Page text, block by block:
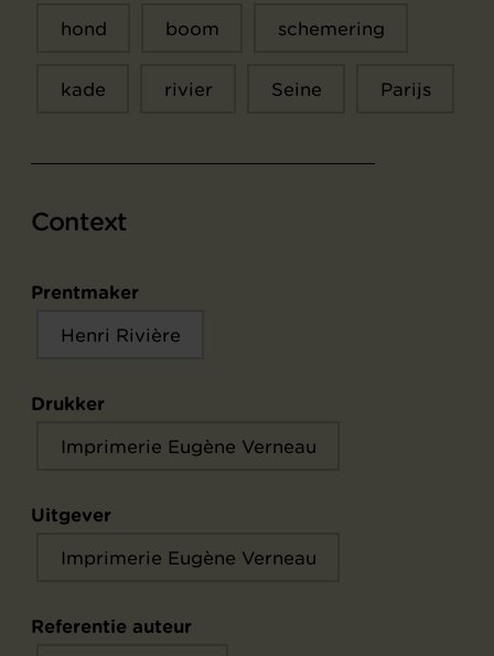
hond boom schemering
kade rivier Seine Parijs
Context
Prentmaker
Henri Rivière
Drukker
Imprimerie Eugène Verneau
Uitgever
Imprimerie Eugène Verneau
Referentie auteur